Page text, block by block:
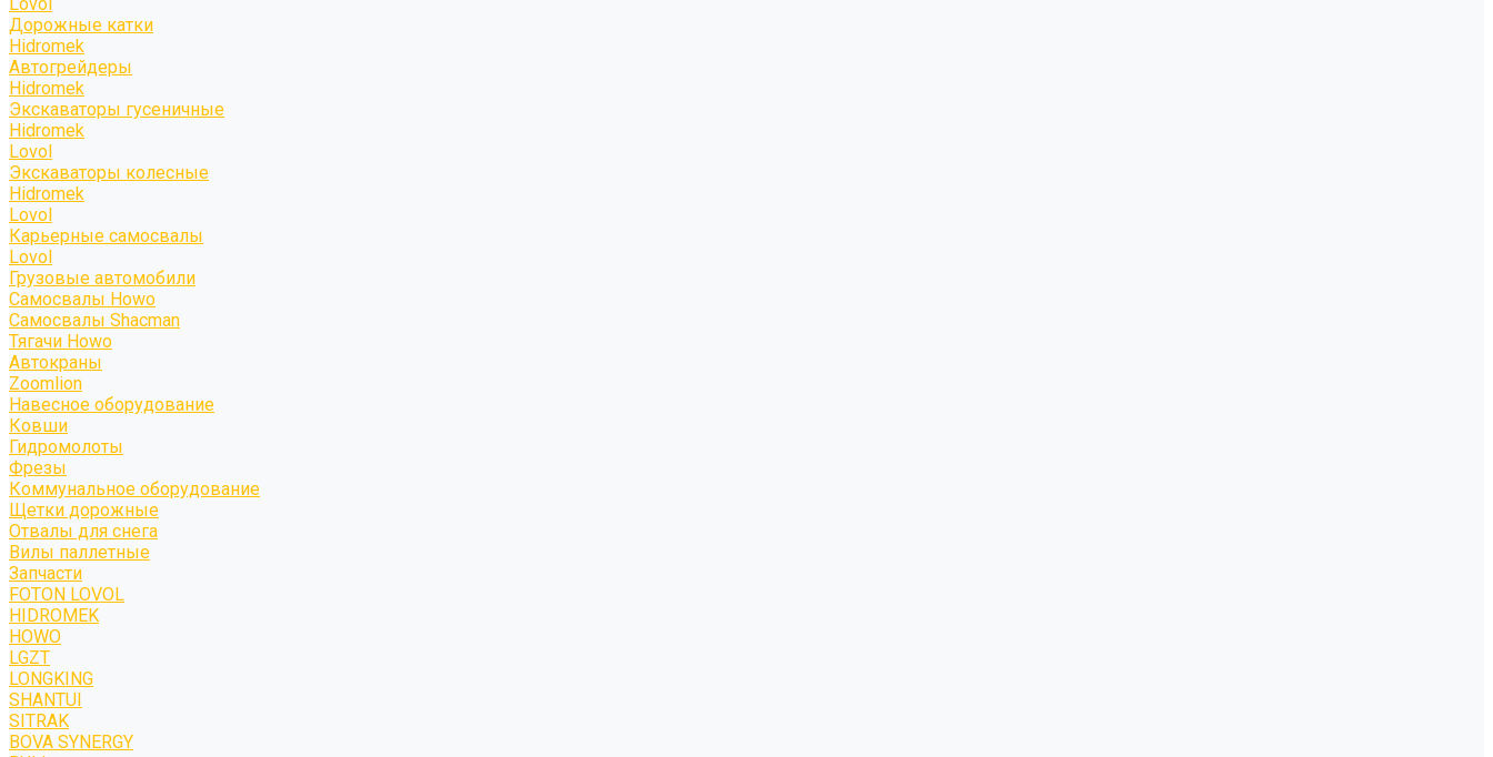
Дорожные катки
Hidromek
Автогрейдеры
Hidromek
Экскаваторы гусеничные
Hidromek
Lovol
Экскаваторы колесные
Hidromek
Lovol
Карьерные самосвалы
Lovol
Грузовые автомобили
Самосвалы Howo
Самосвалы Shacman
Тягачи Howo
Автокраны
Zoomlion
Навесное оборудование
Ковши
Гидромолоты
Фрезы
Коммунальное оборудование
Щетки дорожные
Отвалы для снега
Вилы паллетные
Запчасти
FOTON LOVOL
HIDROMEK
HOWO
LGZT
LONGKING
SHANTUI
SITRAK
BOVA SYNERGY